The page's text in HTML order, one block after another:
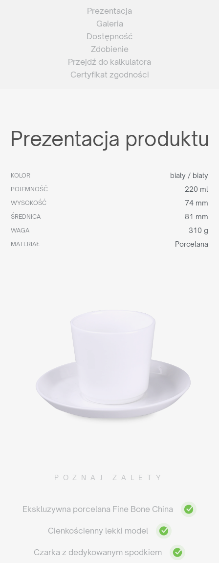
Prezentacja
Galeria
Dostępność
Zdobienie
Przejdź do kalkulatora
Certyfikat zgodności
Prezentacja produktu
KOLOR biały / biały
POJEMNOŚĆ 220 ml
WYSOKOŚĆ 74 mm
ŚREDNICA 81 mm
WAGA 310 g
MATERIAŁ Porcelana
POZNAJ ZALETY
Ekskluzywna porcelana Fine Bone China
Cienkościenny lekki model
Czarka z dedykowanym spodkiem